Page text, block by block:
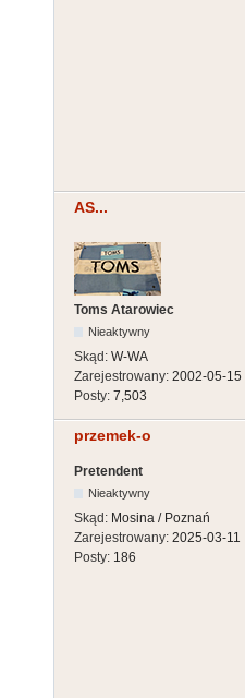
AS...
Toms Atarowiec
Nieaktywny
Skąd: W-WA
Zarejestrowany: 2002-05-15
Posty: 7,503
przemek-o
Pretendent
Nieaktywny
Skąd: Mosina / Poznań
Zarejestrowany: 2025-03-11
Posty: 186